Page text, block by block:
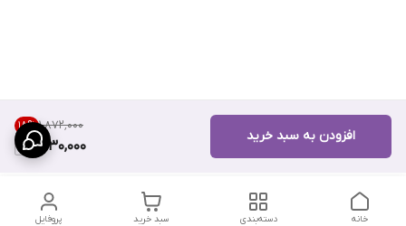
۱٬۸۷۲٬۰۰۰ 18%
1,530,000
افزودن به سبد خرید
پروفایل سبد خرید دسته‌بندی خانه